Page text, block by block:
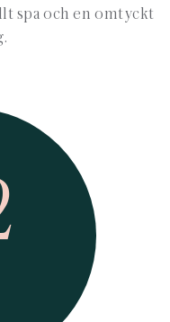
spa och en omtyckt